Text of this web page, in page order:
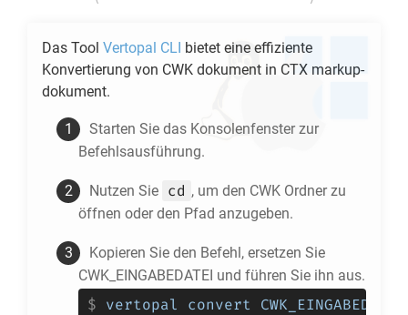
Das Tool Vertopal CLI bietet eine effiziente
Konvertierung von CWK dokument in CTX markup-
dokument.
Starten Sie das Konsolenfenster zur
Befehlsausführung.
Nutzen Sie cd , um den CWK Ordner zu
öffnen oder den Pfad anzugeben.
Kopieren Sie den Befehl, ersetzen Sie
CWK_EINGABEDATEI und führen Sie ihn aus.
$ vertopal convert